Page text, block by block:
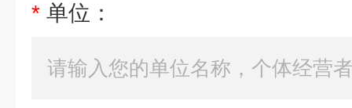
* 单位：